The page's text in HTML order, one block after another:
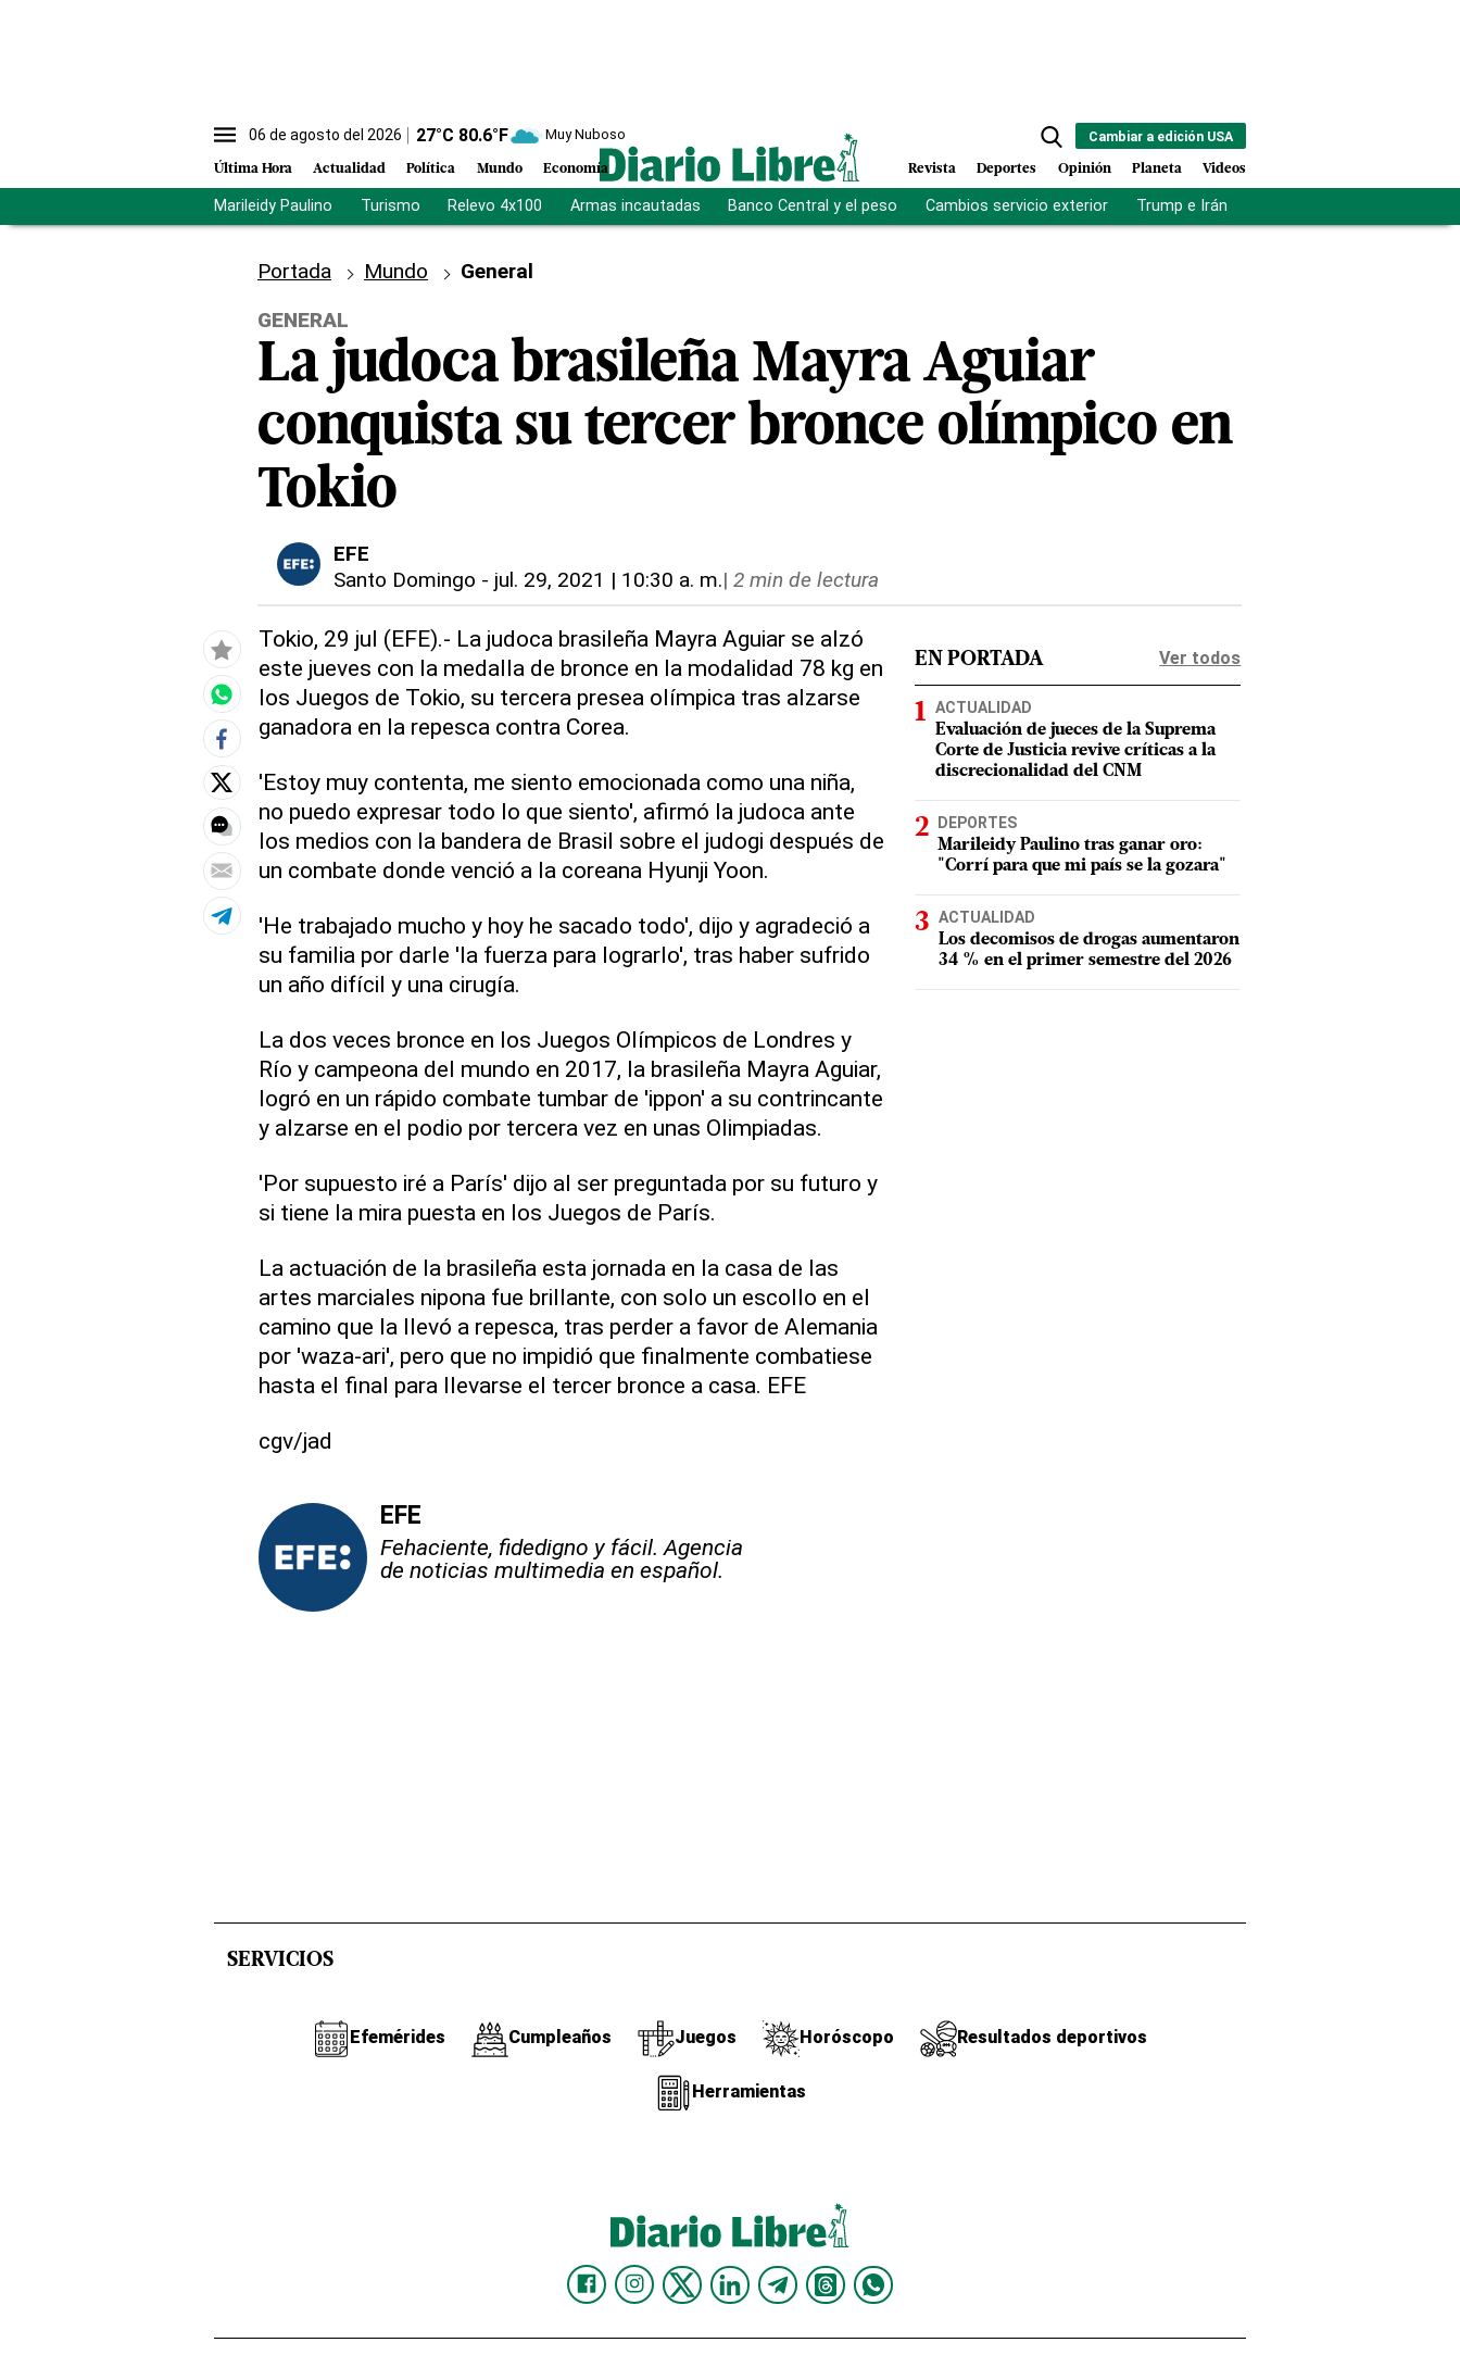
06 de agosto del 2026 27°C 80.6°F Muy Nuboso
Última Hora Actualidad Política Mundo Economía
Cambiar a edición USA
Revista Deportes Opinión Planeta Videos
Marileidy Paulino Turismo Relevo 4x100 Armas incautadas Banco Central y el peso Cambios servicio exterior Trump e Irán
Portada Mundo
General
GENERAL
La judoca brasileña Mayra Aguiar
conquista su tercer bronce olímpico en
Tokio
EFE
Santo Domingo - jul. 29, 2021 | 10:30 a. m.| 2 min de lectura
Tokio, 29 jul (EFE).- La judoca brasileña Mayra Aguiar se alzó
este jueves con la medalla de bronce en la modalidad 78 kg en
los Juegos de Tokio, su tercera presea olímpica tras alzarse
ganadora en la repesca contra Corea.
'Estoy muy contenta, me siento emocionada como una niña,
no puedo expresar todo lo que siento', afirmó la judoca ante
los medios con la bandera de Brasil sobre el judogi después de
un combate donde venció a la coreana Hyunji Yoon.
'He trabajado mucho y hoy he sacado todo', dijo y agradeció a
su familia por darle 'la fuerza para lograrlo', tras haber sufrido
un año difícil y una cirugía.
La dos veces bronce en los Juegos Olímpicos de Londres y
Río y campeona del mundo en 2017, la brasileña Mayra Aguiar,
logró en un rápido combate tumbar de 'ippon' a su contrincante
y alzarse en el podio por tercera vez en unas Olimpiadas.
'Por supuesto iré a París' dijo al ser preguntada por su futuro y
si tiene la mira puesta en los Juegos de París.
La actuación de la brasileña esta jornada en la casa de las
artes marciales nipona fue brillante, con solo un escollo en el
camino que la llevó a repesca, tras perder a favor de Alemania
por 'waza-ari', pero que no impidió que finalmente combatiese
hasta el final para llevarse el tercer bronce a casa. EFE
cgv/jad
EFE
Fehaciente, fidedigno y fácil. Agencia
de noticias multimedia en español.
EN PORTADA Ver todos
ACTUALIDAD
Evaluación de jueces de la Suprema
Corte de Justicia revive críticas a la
discrecionalidad del CNM
DEPORTES
Marileidy Paulino tras ganar oro:
"Corrí para que mi país se la gozara"
ACTUALIDAD
Los decomisos de drogas aumentaron
34 % en el primer semestre del 2026
SERVICIOS
Efemérides Cumpleaños Juegos Horóscopo Resultados deportivos
Herramientas